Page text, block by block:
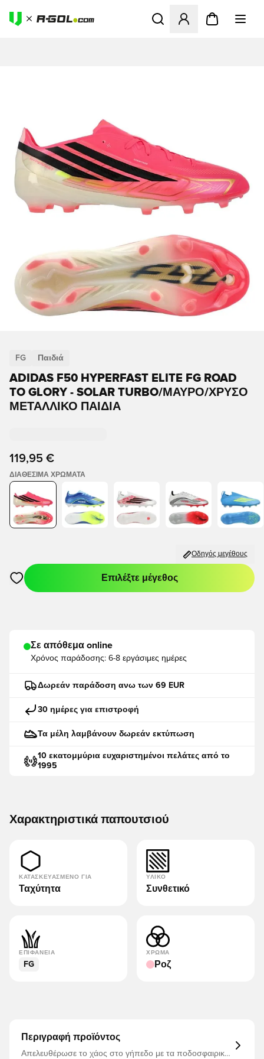
Ανοίγει ένα Modal για να
FG Παιδιά
ADIDAS F50 HYPERFAST ELITE FG ROAD
TO GLORY - SOLAR TURBO/ΜΑΎΡΟ/ΧΡΥΣΌ
ΜΕΤΑΛΛΙΚΌ ΠΑΙΔΙΆ
119,95 €
ΔΙΑΘΈΣΙΜΑ ΧΡΏΜΑΤΑ
Οδηγός μεγέθους
Ανοίγει ένα Modal για να συνδεθείτε ή να εγγραφείτε ως
Επιλέξτε μέγεθος
Σε απόθεμα online
Χρόνος παράδοσης: 6-8 εργάσιμες ημέρες
Δωρεάν παράδοση ανω των 69 EUR
30 ημέρες για επιστροφή
Τα μέλη λαμβάνουν δωρεάν εκτύπωση
10 εκατομμύρια ευχαριστημένοι πελάτες από το
1995
Χαρακτηριστικά παπουτσιού
ΚΑΤΑΣΚΕΥΑΣΜΈΝΟ ΓΙΑ
Ταχύτητα
ΥΛΙΚΌ
Συνθετικό
ΕΠΙΦΆΝΕΙΑ
FG
ΧΡΏΜΑ
Ροζ
Περιγραφή προϊόντος
Απελευθέρωσε το χάος στο γήπεδο με τα ποδοσφαιρικά